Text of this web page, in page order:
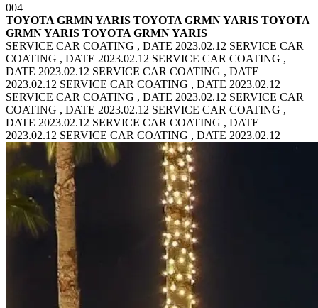
004
TOYOTA GRMN YARIS TOYOTA GRMN YARIS TOYOTA
GRMN YARIS TOYOTA GRMN YARIS
SERVICE CAR COATING , DATE 2023.02.12 SERVICE CAR
COATING , DATE 2023.02.12 SERVICE CAR COATING ,
DATE 2023.02.12 SERVICE CAR COATING , DATE
2023.02.12 SERVICE CAR COATING , DATE 2023.02.12
SERVICE CAR COATING , DATE 2023.02.12 SERVICE CAR
COATING , DATE 2023.02.12 SERVICE CAR COATING ,
DATE 2023.02.12 SERVICE CAR COATING , DATE
2023.02.12 SERVICE CAR COATING , DATE 2023.02.12